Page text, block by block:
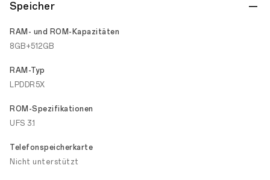
Speicher
RAM- und ROM-Kapazitäten
8GB+512GB
RAM-Typ
LPDDR5X
ROM-Spezifikationen
UFS 3.1
Telefonspeicherkarte
Nicht unterstützt